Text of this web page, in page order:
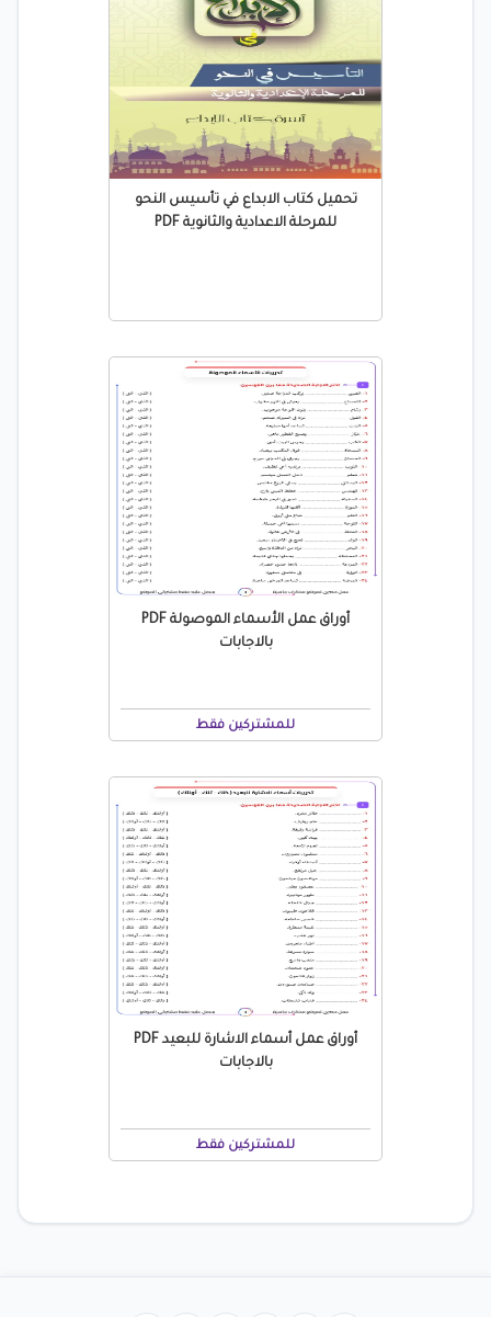
تحميل كتاب الابداع في تأسيس النحو
للمرحلة الاعدادية والثانوية PDF
أوراق عمل الأسماء الموصولة PDF
بالاجابات
للمشتركين فقط
أوراق عمل أسماء الاشارة للبعيد PDF
بالاجابات
للمشتركين فقط